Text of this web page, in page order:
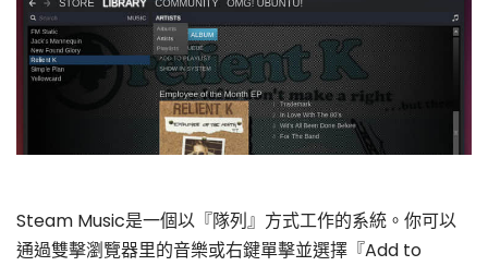
Steam Music是一個以『隊列』方式工作的系統。你可以
通過雙擊瀏覽器里的音樂或右鍵單擊並選擇『Add to